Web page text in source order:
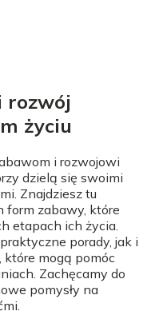
rozwój
życiu
i rozwojowi
dzielą się swoimi
Znajdziesz tu
form zabawy, które
etapach ich życia.
porady, jak i
mogą pomóc
Zachęcamy do
pomysły na